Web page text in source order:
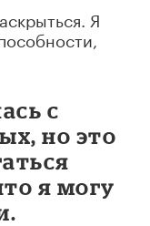
Я
с
но это
я могу